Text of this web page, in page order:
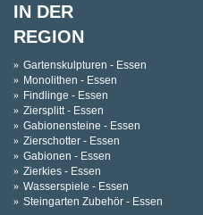
IN DER
REGION
Gartenskulpturen - Essen
Monolithen - Essen
Findlinge - Essen
Ziersplitt - Essen
Gabionensteine - Essen
Zierschotter - Essen
Gabionen - Essen
Zierkies - Essen
Wasserspiele - Essen
Steingarten Zubehör - Essen